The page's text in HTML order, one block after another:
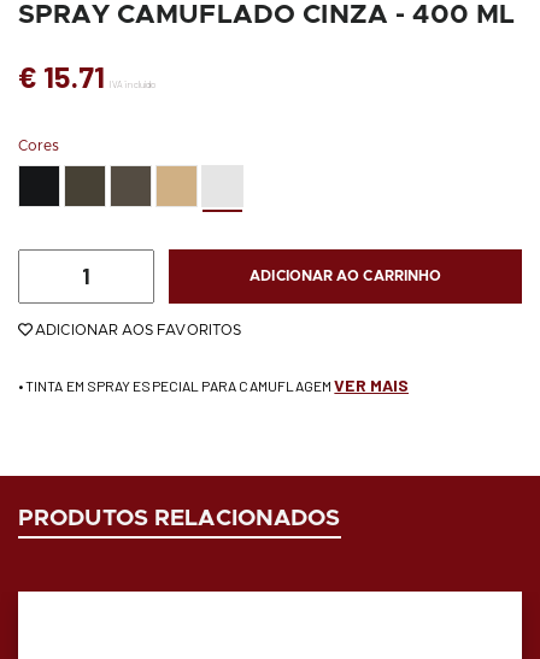
SPRAY CAMUFLADO CINZA - 400 ML
€ 15.71 IVA incluído
Cores
ADICIONAR AO CARRINHO
ADICIONAR AOS FAVORITOS
• TINTA EM SPRAY ESPECIAL PARA CAMUFLAGEMVER MAIS
PRODUTOS RELACIONADOS